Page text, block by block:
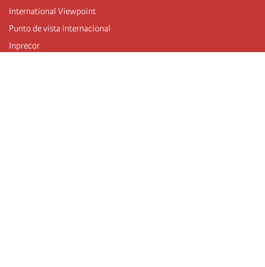
International Viewpoint
Punto de vista internacional
Inprecor